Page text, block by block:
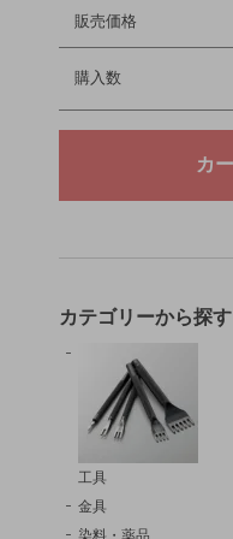
販売価格
購入数
カテゴリーから探す
工具
金具
染料・薬品